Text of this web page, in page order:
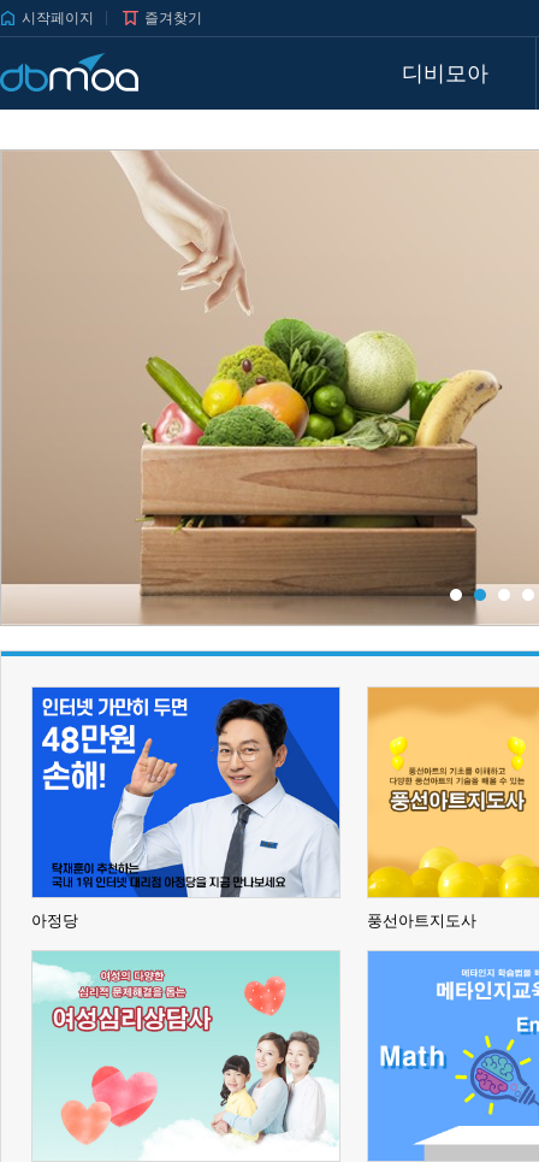
시작페이지 즐겨찾기
디비모아
아정당 풍선아트지도사